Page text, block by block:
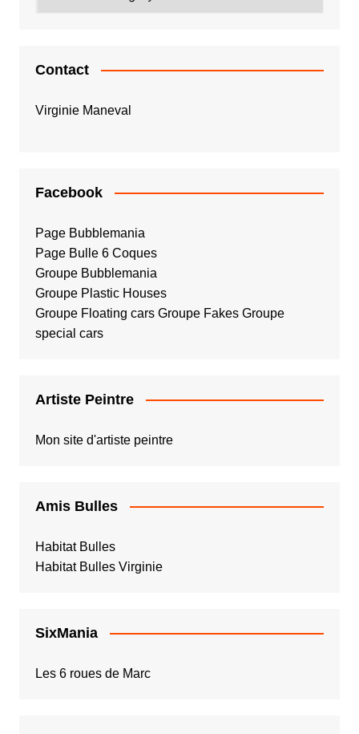
Contact
Virginie Maneval
Facebook
Page Bubblemania
Page Bulle 6 Coques
Groupe Bubblemania
Groupe Plastic Houses
Groupe Floating cars Groupe Fakes Groupe
special cars
Artiste Peintre
Mon site d'artiste peintre
Amis Bulles
Habitat Bulles
Habitat Bulles Virginie
SixMania
Les 6 roues de Marc